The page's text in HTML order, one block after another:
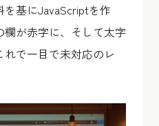
基にJavaScriptを作
が赤字に、そして太字
で一目で未対応のレ